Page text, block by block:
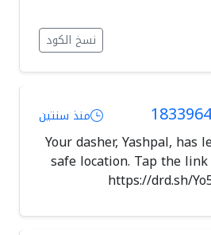
نسخ الكود
منذ سنتين
Your dasher, Yashpal,
safe location. Tap the
https://drd.sh/